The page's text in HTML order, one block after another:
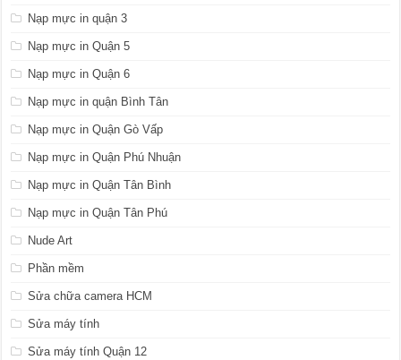
Nạp mực in quận 3
Nạp mực in Quận 5
Nạp mực in Quận 6
Nạp mực in quận Bình Tân
Nạp mực in Quận Gò Vấp
Nạp mực in Quận Phú Nhuận
Nạp mực in Quận Tân Bình
Nạp mực in Quận Tân Phú
Nude Art
Phần mềm
Sửa chữa camera HCM
Sửa máy tính
Sửa máy tính Quận 12